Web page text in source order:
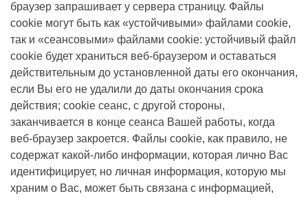
браузер запрашивает у сервера страницу. Файлы
cookie могут быть как «устойчивыми» файлами cookie,
так и «сеансовыми» файлами cookie: устойчивый файл
cookie будет храниться веб-браузером и оставаться
действительным до установленной даты его окончания,
если Вы его не удалили до даты окончания срока
действия; cookie сеанс, с другой стороны,
заканчивается в конце сеанса Вашей работы, когда
веб-браузер закроется. Файлы cookie, как правило, не
содержат какой-либо информации, которая лично Вас
идентифицирует, но личная информация, которую мы
храним о Вас, может быть связана с информацией,